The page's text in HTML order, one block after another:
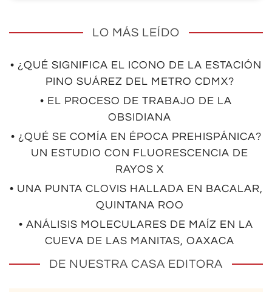
LO MÁS LEÍDO
• ¿QUÉ SIGNIFICA EL ICONO DE LA ESTACIÓN
PINO SUÁREZ DEL METRO CDMX?
• EL PROCESO DE TRABAJO DE LA
OBSIDIANA
• ¿QUÉ SE COMÍA EN ÉPOCA PREHISPÁNICA?
UN ESTUDIO CON FLUORESCENCIA DE
RAYOS X
• UNA PUNTA CLOVIS HALLADA EN BACALAR,
QUINTANA ROO
• ANÁLISIS MOLECULARES DE MAÍZ EN LA
CUEVA DE LAS MANITAS, OAXACA
DE NUESTRA CASA EDITORA